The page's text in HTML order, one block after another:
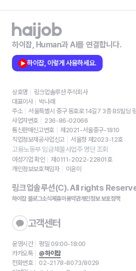
하이잡, Human과 AI를 연결합니다.
하이잡, 이렇게 사용하세요.
상호명
링크업솔루션 주식회사
대표이사
박나래
주소
서울특별시 중구 동호로 14길7 3층 BS빌딩
사업자번호
236-86-02066
통신판매신고번호
제2021-서울중구-1810
직업정보제공사업신고
서울청 제2023-12호
고용노동부 임금체불사업주 명단 조회
여성기업 확인
제0111-2022-22801호
개인정보보호책임자
이윤미
링크업솔루션(C). All rights
하이잡 블로그소식제휴이용약관개인정보 보호정책
고객센터
운영시간
평일 09:00-18:00
카카오톡
@하이잡
전화번호
02-2178-8073/8029